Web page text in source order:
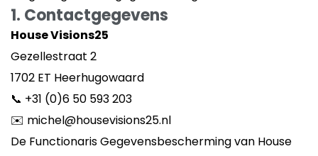
1. Contactgegevens
House Visions25
Gezellestraat 2
1702 ET Heerhugowaard
📞 +31 (0)6 50 593 203
✉️ michel@housevisions25.nl
De Functionaris Gegevensbescherming van House